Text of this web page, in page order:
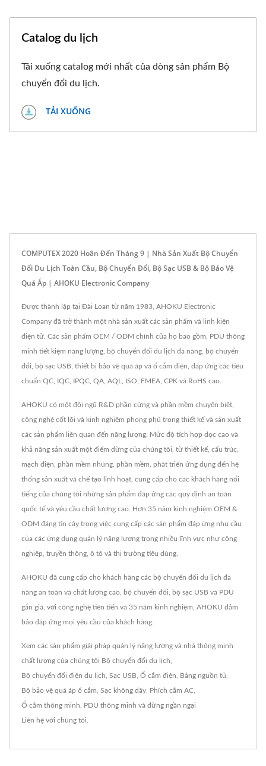
Catalog du lịch
Tải xuống catalog mới nhất của dòng sản phẩm Bộ
chuyển đổi du lịch.
TẢI XUỐNG
COMPUTEX 2020 Hoãn Đến Tháng 9 | Nhà Sản Xuất Bộ Chuyển
Đổi Du Lịch Toàn Cầu, Bộ Chuyển Đổi, Bộ Sạc USB & Bộ Bảo Vệ
Quá Áp | AHOKU Electronic Company
Được thành lập tại Đài Loan từ năm 1983, AHOKU Electronic
Company đã trở thành một nhà sản xuất các sản phẩm và linh kiện
điện tử. Các sản phẩm OEM / ODM chính của họ bao gồm, PDU thông
minh tiết kiệm năng lượng, bộ chuyển đổi du lịch đa năng, bộ chuyển
đổi, bộ sạc USB, thiết bị bảo vệ quá áp và ổ cắm điện, đáp ứng các tiêu
chuẩn QC, IQC, IPQC, QA, AQL, ISO, FMEA, CPK và RoHS cao.
AHOKU có một đội ngũ R&D phần cứng và phần mềm chuyên biệt,
công nghệ cốt lõi và kinh nghiệm phong phú trong thiết kế và sản xuất
các sản phẩm liên quan đến năng lượng. Mức độ tích hợp dọc cao và
khả năng sản xuất một điểm dừng của chúng tôi, từ thiết kế, cấu trúc,
mạch điện, phần mềm nhúng, phần mềm, phát triển ứng dụng đến hệ
thống sản xuất và chế tạo linh hoạt, cung cấp cho các khách hàng nổi
tiếng của chúng tôi những sản phẩm đáp ứng các quy định an toàn
quốc tế và yêu cầu chất lượng cao. Hơn 35 năm kinh nghiệm OEM &
ODM đáng tin cậy trong việc cung cấp các sản phẩm đáp ứng nhu cầu
của các ứng dụng quản lý năng lượng trong nhiều lĩnh vực như công
nghiệp, truyền thông, ô tô và thị trường tiêu dùng.
AHOKU đã cung cấp cho khách hàng các bộ chuyển đổi du lịch đa
năng an toàn và chất lượng cao, bộ chuyển đổi, bộ sạc USB và PDU
gắn giá, với công nghệ tiên tiến và 35 năm kinh nghiệm, AHOKU đảm
bảo đáp ứng mọi yêu cầu của khách hàng.
Xem các sản phẩm giải pháp quản lý năng lượng và nhà thông minh
chất lượng của chúng tôi Bộ chuyển đổi du lịch
Bộ chuyển đổi điện du lịch Sạc USB Ổ cắm điện Bảng nguồn tủ
Bộ bảo vệ quá áp ổ cắm Sạc không dây Phích cắm AC
Ổ cắm thông minh PDU thông minh và đừng ngần ngại
Liên hệ với chúng tôi